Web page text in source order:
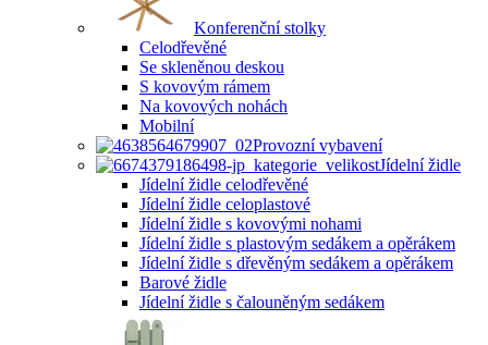
Konferenční stolky
Celodřevěné
Se skleněnou deskou
S kovovým rámem
Na kovových nohách
Mobilní
Provozní vybavení
Jídelní židle
Jídelní židle celodřevěné
Jídelní židle celoplastové
Jídelní židle s kovovými nohami
Jídelní židle s plastovým sedákem a opěrákem
Jídelní židle s dřevěným sedákem a opěrákem
Barové židle
Jídelní židle s čalouněným sedákem